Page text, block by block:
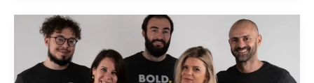
Les
textiles
personnalisés
pour